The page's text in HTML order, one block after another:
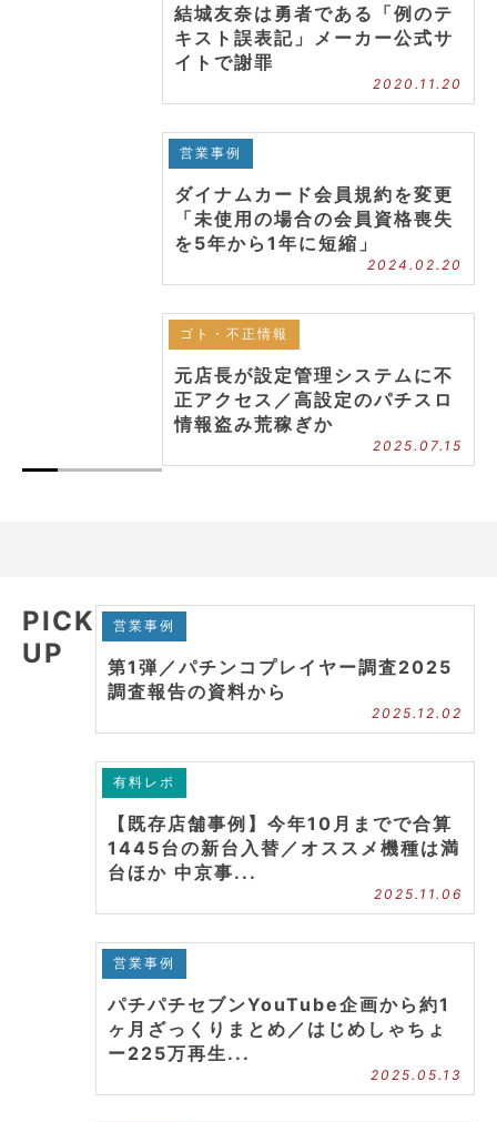
結城友奈は勇者である「例のテ
キスト誤表記」メーカー公式サ
イトで謝罪
2020.11.20
営業事例
ダイナムカード会員規約を変更
「未使用の場合の会員資格喪失
を5年から1年に短縮」
2024.02.20
ゴト・不正情報
元店長が設定管理システムに不
正アクセス／高設定のパチスロ
情報盗み荒稼ぎか
2025.07.15
PICK
UP
営業事例
第1弾／パチンコプレイヤー調査2025
調査報告の資料から
2025.12.02
有料レポ
【既存店舗事例】今年10月までで合算
1445台の新台入替／オススメ機種は満
台ほか 中京事...
2025.11.06
営業事例
パチパチセブンYouTube企画から約1
ヶ月ざっくりまとめ／はじめしゃちょ
ー225万再生...
2025.05.13